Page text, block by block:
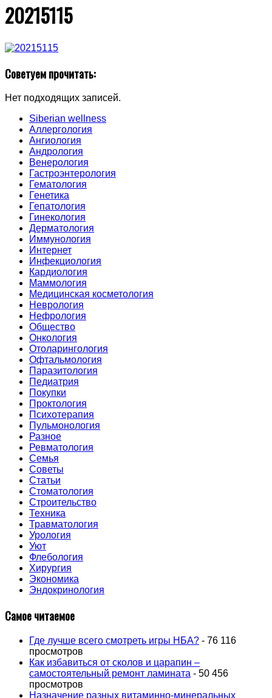
20215115
Советуем прочитать:
Нет подходящих записей.
Siberian wellness
Аллергология
Ангиология
Андрология
Венерология
Гастроэнтерология
Гематология
Генетика
Гепатология
Гинекология
Дерматология
Иммунология
Интернет
Инфекциология
Кардиология
Маммология
Медицинская косметология
Неврология
Нефрология
Общество
Онкология
Отоларингология
Офтальмология
Паразитология
Педиатрия
Покупки
Проктология
Психотерапия
Пульмонология
Разное
Ревматология
Семья
Советы
Статьи
Стоматология
Строительство
Техника
Травматология
Урология
Уют
Флебология
Хирургия
Экономика
Эндокринология
Самое читаемое
Где лучше всего смотреть игры НБА? - 76 116
просмотров
Как избавиться от сколов и царапин –
самостоятельный ремонт ламината - 50 456
просмотров
Назначение разных витаминно-минеральных